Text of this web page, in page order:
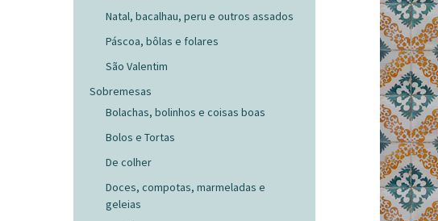
Natal, bacalhau, peru e outros assados
Páscoa, bôlas e folares
São Valentim
Sobremesas
Bolachas, bolinhos e coisas boas
Bolos e Tortas
De colher
Doces, compotas, marmeladas e
geleias